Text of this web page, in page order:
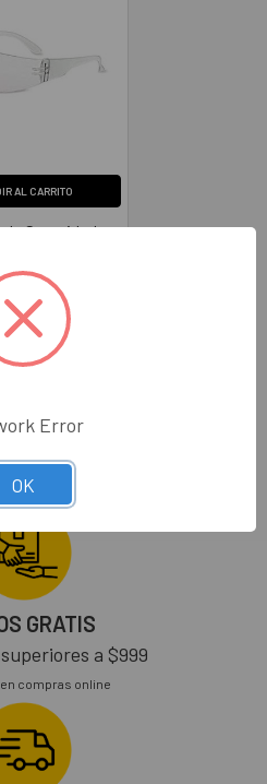
AL CARRITO
Seguridad
Antiniebla
HONEYWELL
XV103
GRATIS
a $999
compras online
Error
OK